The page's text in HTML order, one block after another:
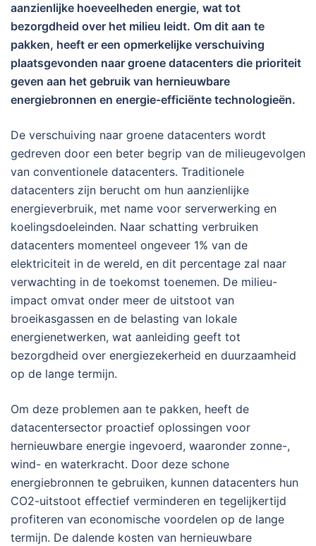
aanzienlijke hoeveelheden energie, wat tot
bezorgdheid over het milieu leidt. Om dit aan te
pakken, heeft er een opmerkelijke verschuiving
plaatsgevonden naar groene datacenters die prioriteit
geven aan het gebruik van hernieuwbare
energiebronnen en energie-efficiënte technologieën.
De verschuiving naar groene datacenters wordt
gedreven door een beter begrip van de milieugevolgen
van conventionele datacenters. Traditionele
datacenters zijn berucht om hun aanzienlijke
energieverbruik, met name voor serverwerking en
koelingsdoeleinden. Naar schatting verbruiken
datacenters momenteel ongeveer 1% van de
elektriciteit in de wereld, en dit percentage zal naar
verwachting in de toekomst toenemen. De milieu-
impact omvat onder meer de uitstoot van
broeikasgassen en de belasting van lokale
energienetwerken, wat aanleiding geeft tot
bezorgdheid over energiezekerheid en duurzaamheid
op de lange termijn.
Om deze problemen aan te pakken, heeft de
datacentersector proactief oplossingen voor
hernieuwbare energie ingevoerd, waaronder zonne-,
wind- en waterkracht. Door deze schone
energiebronnen te gebruiken, kunnen datacenters hun
CO2-uitstoot effectief verminderen en tegelijkertijd
profiteren van economische voordelen op de lange
termijn. De dalende kosten van hernieuwbare